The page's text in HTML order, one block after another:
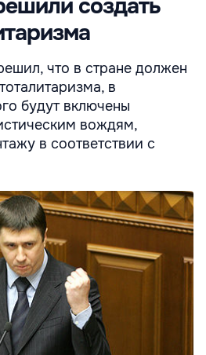
создать
что в стране должен
в
будут включены
вождям,
в соответствии с